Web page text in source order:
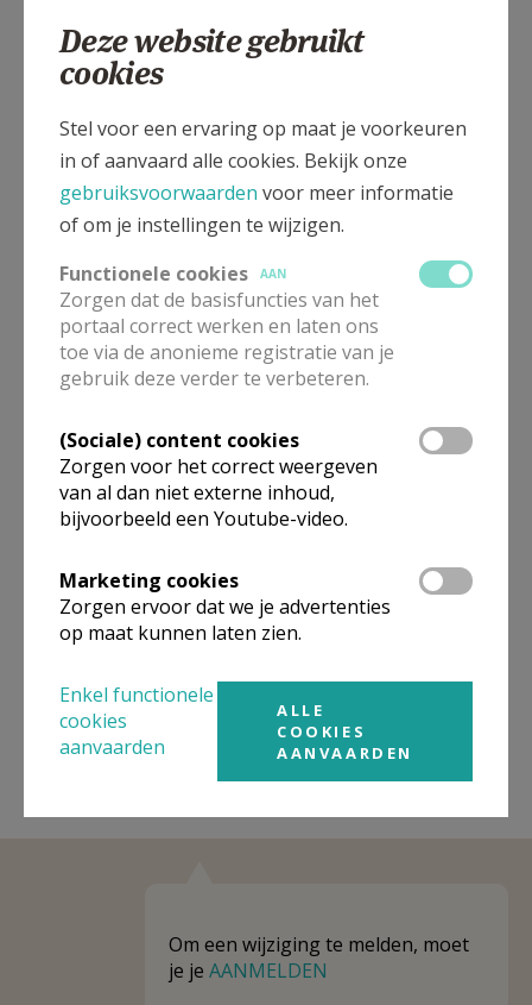
In deze kerk vinden geen weekendvieringen plaats. Via de
Omgeving
links naar kerken, eventueel van andere
organisaties, in de buurt.
Om een wijziging te melden, moet
je je AANMELDEN
Deze website gebruikt
cookies
Stel voor een ervaring op maat je voorkeuren
in of aanvaard alle cookies. Bekijk onze
gebruiksvoorwaarden voor meer informatie
of om je instellingen te wijzigen.
Functionele cookies
AAN
Zorgen dat de basisfuncties van het
portaal correct werken en laten ons
toe via de anonieme registratie van je
gebruik deze verder te verbeteren.
(Sociale) content cookies
Zorgen voor het correct weergeven
van al dan niet externe inhoud,
bijvoorbeeld een Youtube-video.
Marketing cookies
Zorgen ervoor dat we je advertenties
op maat kunnen laten zien.
Enkel functionele
cookies
aanvaarden
ALLE
COOKIES
AANVAARDEN